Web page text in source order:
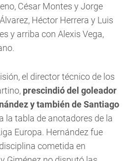
César Montes y Jorge
Héctor Herrera y Luis
y arriba con Alexis Vega,
el director técnico de los
prescindió del goleador
y también de Santiago
la tabla de anotadores de la
Europa. Hernández fue
cometida en